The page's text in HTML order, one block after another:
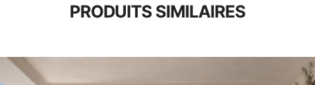
PRODUITS SIMILAIRES